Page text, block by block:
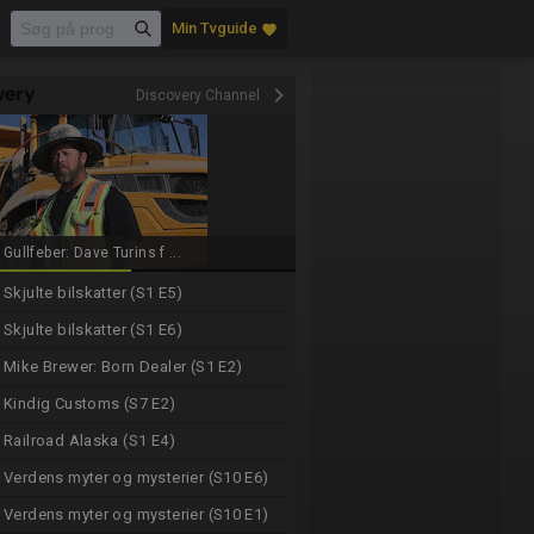
Min Tvguide favorite
Discovery Channel keyboard_arrow_right
Gullfeber: Dave Turins f ...
Skjulte bilskatter (S1 E5)
Skjulte bilskatter (S1 E6)
Mike Brewer: Born Dealer (S1 E2)
Kindig Customs (S7 E2)
Railroad Alaska (S1 E4)
Verdens myter og mysterier (S10 E6)
Verdens myter og mysterier (S10 E1)